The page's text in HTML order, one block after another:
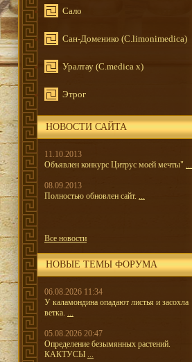
Сало
Сан-Доменико (C.limonimedica)
Уралтау (C.medica x)
Этрог
НОВОСТИ САЙТА
11.10.2013
Объявлен конкурс Цитрус моей мечты" ...
08.09.2013
Полностью обновлен сайт. ...
Все новости
НОВЫЕ ТЕМЫ ФОРУМА
06.08.2026 11:34
У каламондина опадают листья и засохла
ветка. ...
05.08.2026 20:47
Определение безымянных растений.
КАКТУСЫ ...